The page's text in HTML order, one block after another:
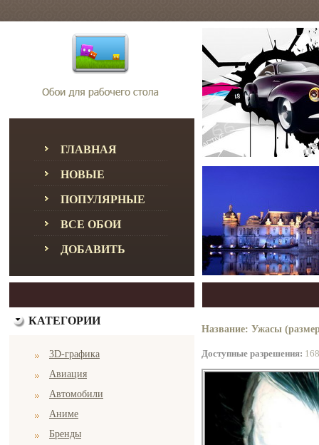
ГЛАВНАЯ
НОВЫЕ
ПОПУЛЯРНЫЕ
ВСЕ ОБОИ
ДОБАВИТЬ
КАТЕГОРИИ
3D-графика
Авиация
Автомобили
Аниме
Бренды
Название: Ужасы
Доступные разрешения: